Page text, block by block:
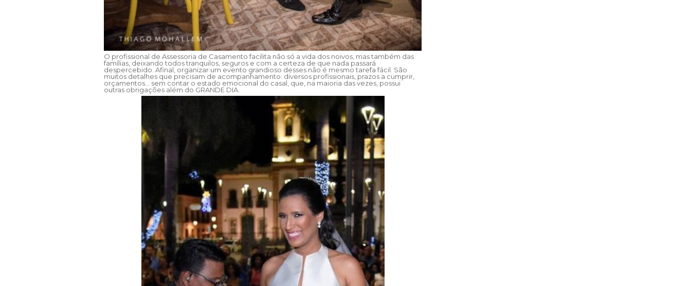
O profissional de Assessoria de Casamento facilita não só a vida dos noivos, mas também das
famílias, deixando todos tranquilos, seguros e com a certeza de que nada passará
despercebido. Afinal, organizar um evento grandioso desses não é mesmo tarefa fácil. São
muitos detalhes que precisam de acompanhamento: diversos profissionais, prazos a cumprir,
orçamentos… sem contar o estado emocional do casal, que, na maioria das vezes, possui
outras obrigações além do GRANDE DIA.